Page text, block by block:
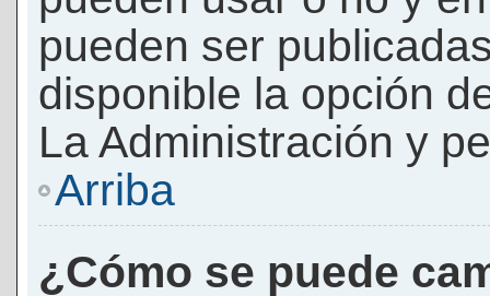
pueden ser
disponible la opción
La Administración y
Arriba
¿Cómo se puede